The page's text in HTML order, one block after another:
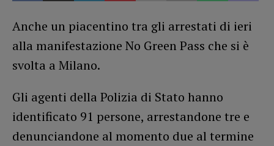
Anche un piacentino tra gli arrestati di ieri
alla manifestazione No Green Pass che si è
svolta a Milano.
Gli agenti della Polizia di Stato hanno
identificato 91 persone, arrestandone tre e
denunciandone al momento due al termine